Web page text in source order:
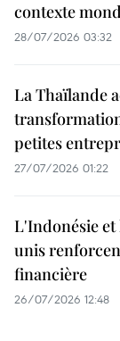
contexte
28/07/2026 03:32
La Thaïlande
petites
27/07/2026 01:22
L'Indonésie et
unis
financière
26/07/2026 12:48